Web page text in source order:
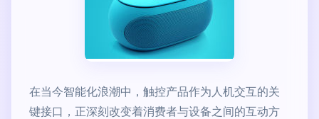
在当今智能化浪潮中，触控产品作为人机交互的关
键接口，正深刻改变着消费者与设备之间的互动方